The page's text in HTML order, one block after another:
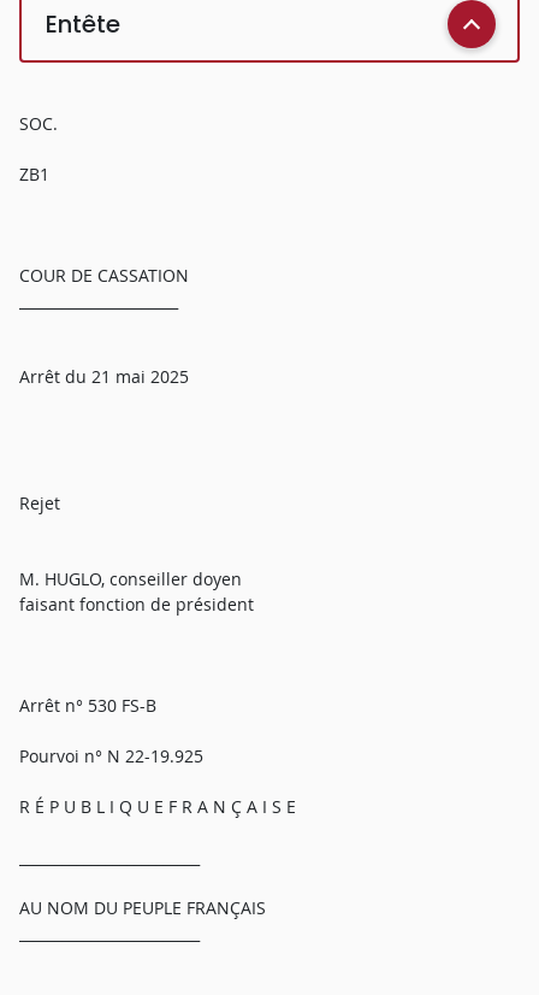
Entête
SOC.
ZB1
COUR DE CASSATION
Arrêt du 21 mai 2025
Rejet
M. HUGLO, conseiller doyen
faisant fonction de président
Arrêt n° 530 FS-B
Pourvoi n° N 22-19.925
R É P U B L I Q U E F R A N Ç A I S E
AU NOM DU PEUPLE FRANÇAIS